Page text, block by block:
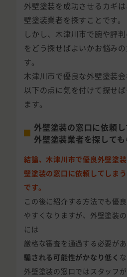
外壁塗装を成功させるカギ
壁塗装業者を探すことです。
しかし、木津川市で腕や評
をどう探せばよいかお悩み
す。
木津川市で優良な外壁塗装会
以下の点に気を付けて探せ
ます。
外壁塗装の窓口に依頼
外壁塗装業者を探しても
結論、木津川市で優良外壁塗
壁塗装の窓口に依頼してしま
です。
この後に紹介する方法でも優
やすくなりますが、外壁塗装
には
厳格な審査を通過する必要があ
騙される可能性がかなり低く
外壁塗装の窓口ではスタッフ